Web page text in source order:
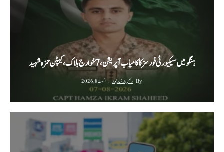
ہنگو میں سیکیورٹی فورسز کا کامیاب آپریشن، 7 خوارج ہلاک، کیپٹن حمزہ شہید
By رئیس الاخبار نیوز اگست 8, 2026